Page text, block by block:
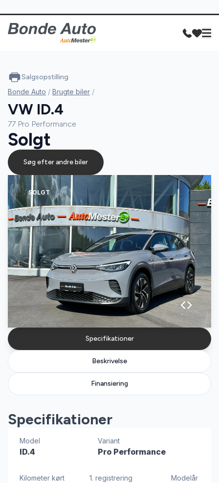
SOLGT
Specifikationer
Beskrivelse
Finansiering
Specifikationer
Model
ID.4
Variant
Pro Performance
Kilometer kørt 1. registrering Modelår
Salgsopstilling
Bonde Auto / Brugte biler /
VW ID.4
77 Pro Performance
Solgt
Søg efter andre biler